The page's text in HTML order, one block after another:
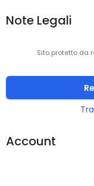
Condizioni
Intervallo
Note Legali
Sito protetto da
Account